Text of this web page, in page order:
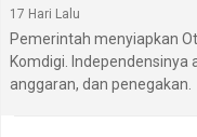
17 Hari Lalu
Pemerintah menyiapkan
Komdigi. Independensinya
anggaran, dan penegakan.